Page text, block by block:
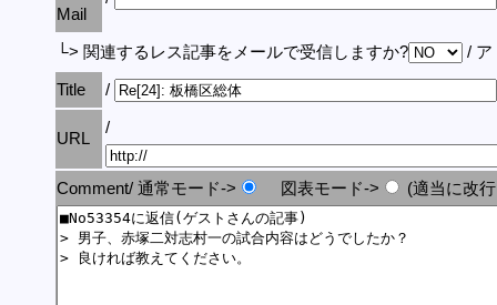
Mail
└> 関連するレス記事をメールで受信しますか?
/ ア
Title
/
URL
/
Comment/ 通常モード-> 図表モード-> (適当に改